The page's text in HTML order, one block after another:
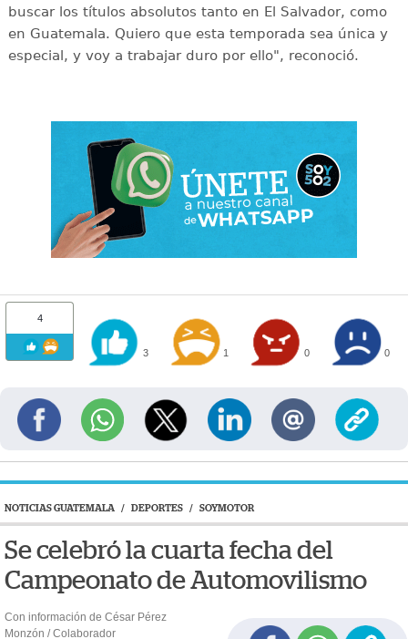
buscar los títulos absolutos tanto en El Salvador, como
en Guatemala. Quiero que esta temporada sea única y
especial, y voy a trabajar duro por ello", reconoció.
4
3 1 0 0
NOTICIAS GUATEMALA / DEPORTES / SOYMOTOR
Se celebró la cuarta fecha del
Campeonato de Automovilismo
Con información de César Pérez
Monzón / Colaborador